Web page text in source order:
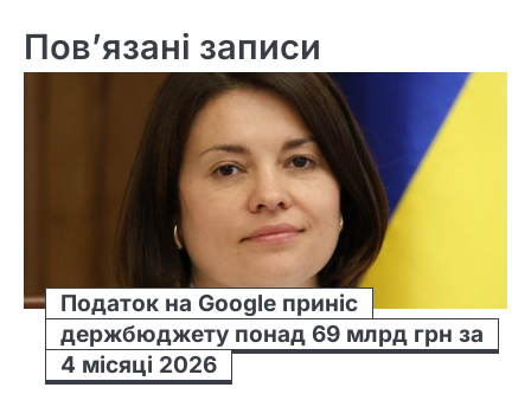
Пов’язані записи
Податок на Google приніс
держбюджету понад 69 млрд грн за
4 місяці 2026